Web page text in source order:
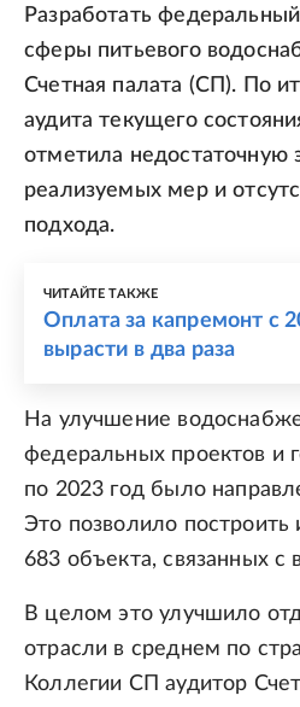
Разработать
сферы питьевого
Счетная палата (СП). По
аудита текущего
отметила недостаточную
реализуемых мер и
подхода.
ЧИТАЙТЕ ТАКЖЕ
Оплата за капремонт с
вырасти в два раза
На улучшение
федеральных проектов и
по 2023 год было
Это позволило построить
683 объекта, связанных
В целом это улучшило
отрасли в среднем по
Коллегии СП аудитор